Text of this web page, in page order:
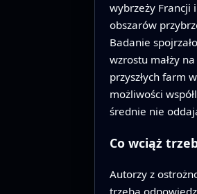
wybrzeży Francji
obszarów
Badanie
wzrostu małży
przyszłych farm
możliwości
średnie nie
Co wciąż
Autorzy z
trzeba